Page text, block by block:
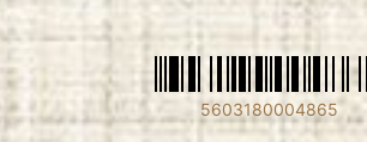
5603180004865